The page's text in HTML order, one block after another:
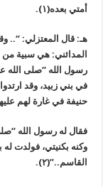
أمتي بعده(١).
هـ: قال المعتزلي: “..
المدائني: هي سبية من
رسول الله “صلى الله
في بني زبيد، وقد
حنيفة في غارة لهم
فقال له رسول الله
وكنه بكنيتي، فولدت له
القاسم..”(٢).